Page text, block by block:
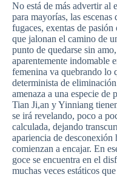
No está de más advertiral
para mayorías, las escenas
fugaces, exentas de pasión
que jalonan el camino de
punto de quedarse sin amo
aparentemente indomable
femenina va quebrando lo
determinista de eliminación
amenaza a una especie de
Tian Ji,an yYinniang
se irá revelando, poco a
calculada, dejando
apariencia de desconexión
comienzan a encajar. En
goce se encuentra en el
muchas veces estáticos que